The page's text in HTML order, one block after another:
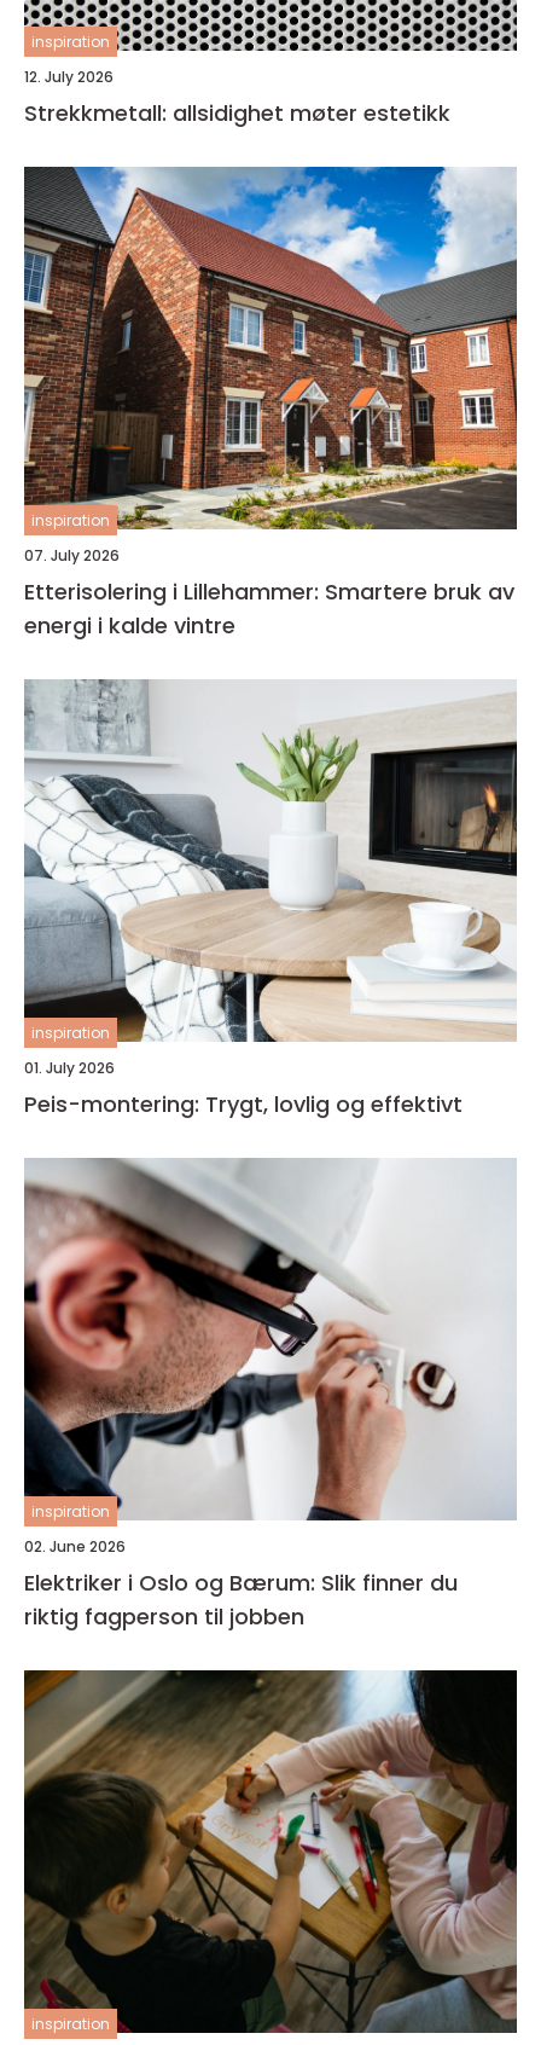
inspiration
12. July 2026
Strekkmetall: allsidighet møter estetikk
inspiration
07. July 2026
Etterisolering i Lillehammer: Smartere bruk av
energi i kalde vintre
inspiration
01. July 2026
Peis-montering: Trygt, lovlig og effektivt
inspiration
02. June 2026
Elektriker i Oslo og Bærum: Slik finner du
riktig fagperson til jobben
inspiration